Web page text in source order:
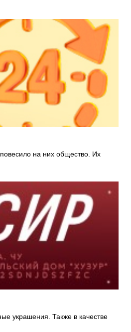
на них общество. Их
украшения. Также в качестве